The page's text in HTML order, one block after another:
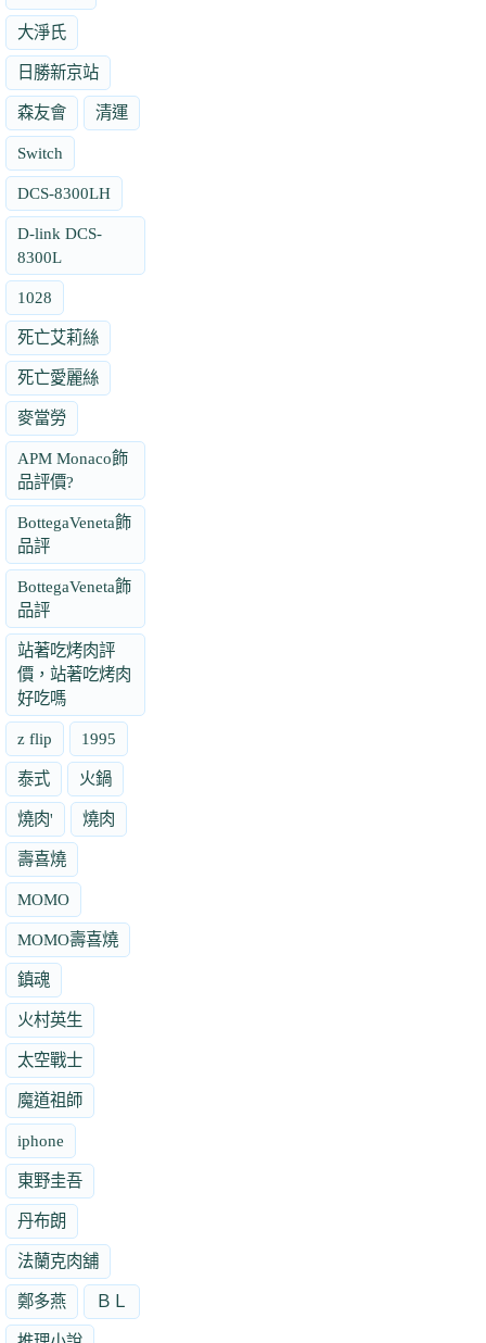
大淨氏
日勝新京站
森友會 清運
Switch
DCS-8300LH
D-link DCS-
8300L
1028
死亡艾莉絲
死亡愛麗絲
麥當勞
APM Monaco飾
品評價?
BottegaVeneta飾
品評
BottegaVeneta飾
品評
站著吃烤肉評
價，站著吃烤肉
好吃嗎
z flip 1995
泰式 火鍋
燒肉' 燒肉
壽喜燒
MOMO
MOMO壽喜燒
鎮魂
火村英生
太空戰士
魔道祖師
iphone
東野圭吾
丹布朗
法蘭克肉舖
鄭多燕 ＢＬ